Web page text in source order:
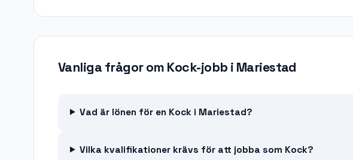
Vanliga frågor om Kock-jobb i Mariestad
Vad är lönen för en Kock i Mariestad?
Vilka kvalifikationer krävs för att jobba som Kock?